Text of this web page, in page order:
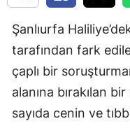
Şanlıurfa
tarafından fark
çaplı bir
alanına bırakılan
sayıda cenin ve